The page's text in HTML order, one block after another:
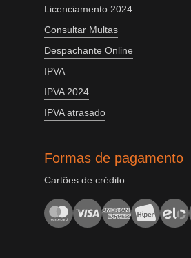
Licenciamento 2024
Consultar Multas
Despachante Online
IPVA
IPVA 2024
IPVA atrasado
Formas de pagamento
Cartões de crédito